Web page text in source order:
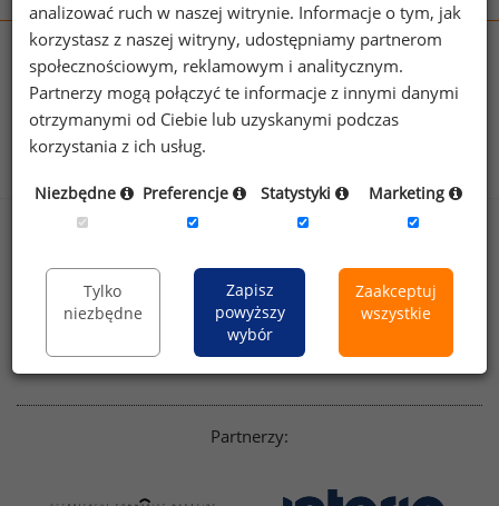
wynagrodzenia.pl
sedlak.pl
kfw.sedlak.pl
rynekpracy.pl
raportyplacowe.pl
badaniaHR.pl
Dla mediów
Polityka
prywatności
Regulamin
English version
Linkedin
Partnerzy:
analizować ruch w naszej witrynie. Informacje o tym, jak
korzystasz z naszej witryny, udostępniamy partnerom
społecznościowym, reklamowym i analitycznym.
Partnerzy mogą połączyć te informacje z innymi danymi
otrzymanymi od Ciebie lub uzyskanymi podczas
korzystania z ich usług.
Niezbędne Preferencje Statystyki Marketing
Tylko
niezbędne
Zapisz
powyższy
wybór
Zaakceptuj
wszystkie